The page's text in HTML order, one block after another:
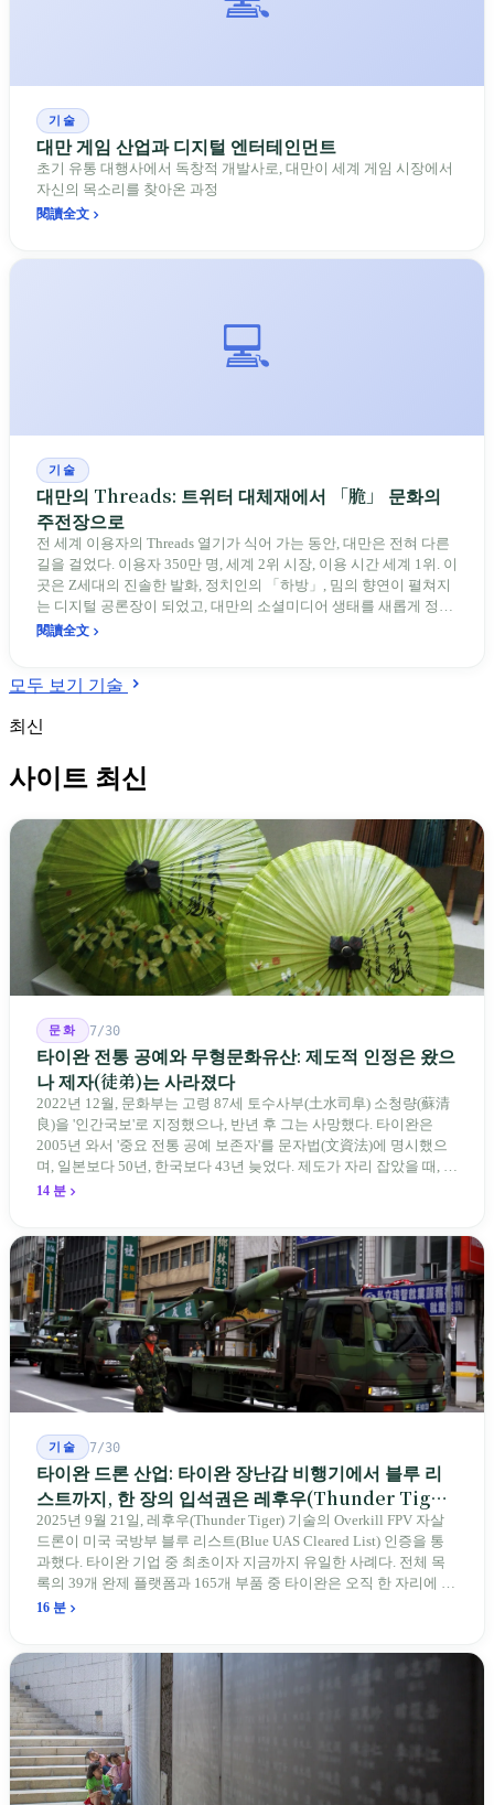
기술
대만 게임 산업과 디지털 엔터테인먼트
초기 유통 대행사에서 독창적 개발사로, 대만이 세계 게임 시장에서
자신의 목소리를 찾아온 과정
閱讀全文
💻
기술
대만의 Threads: 트위터 대체재에서 「脆」 문화의
주전장으로
전 세계 이용자의 Threads 열기가 식어 가는 동안, 대만은 전혀 다른
길을 걸었다. 이용자 350만 명, 세계 2위 시장, 이용 시간 세계 1위. 이
곳은 Z세대의 진솔한 발화, 정치인의 「하방」, 밈의 향연이 펼쳐지
는 디지털 공론장이 되었고, 대만의 소셜미디어 생태를 새롭게 정의
하고 있다.
閱讀全文
모두 보기 기술
최신
사이트 최신
문화 7/30
타이완 전통 공예와 무형문화유산: 제도적 인정은 왔으
나 제자(徒弟)는 사라졌다
2022년 12월, 문화부는 고령 87세 토수사부(土水司阜) 소청량(蘇清
良)을 '인간국보'로 지정했으나, 반년 후 그는 사망했다. 타이완은
2005년 와서 '중요 전통 공예 보존자'를 문자법(文資法)에 명시했으
며, 일본보다 50년, 한국보다 43년 늦었다. 제도가 자리 잡았을 때, 제
자 제도는 이미 1970-80년대 산업화 과정에서 붕괴되었다. 600여 명
14 분
기술 7/30
타이완 드론 산업: 타이완 장난감 비행기에서 블루 리
스트까지, 한 장의 입석권은 레후우(Thunder Tiger)
에게
2025년 9월 21일, 레후우(Thunder Tiger) 기술의 Overkill FPV 자살
드론이 미국 국방부 블루 리스트(Blue UAS Cleared List) 인증을 통
과했다. 타이완 기업 중 최초이자 지금까지 유일한 사례다. 전체 목
록의 39개 완제 플랫폼과 165개 부품 중 타이완은 오직 한 자리에 불
과하다. 2026년 4월, 미국 양당 소속 상원의원 4명이 《타이완을 위
를 드러낸다: 타이완의 진입이 너무 느려 미국 스스로가 입법을 통해
장벽을 낮춰야 한다는 점이다. 타이완에서 46년간 원격 조종 장난감
비행기를 만들어 온 한 회사가 오하이오주에 두 번째 공장을 건설할
계획을 세우고 있다.
16 분